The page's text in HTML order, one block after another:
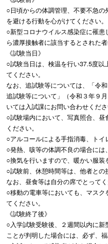
○日頃からの体調管理、不要不急
を避ける行動を心がけてください。
○新型コロナウイルス感染症に罹
ら濃厚接触者に該当するとされた者
《試験当日》
○試験当日は、検温を行い37.5度以
てください。
なお、追試験等については、「令
追試験等について」（令和３年９
いては入試課にお問い合わせくださ
○試験場内において、写真照合、
ください。
○アルコールによる手指消毒、トイ
○発熱、咳等の体調不良の場合には
○換気を行いますので、暖かい服装
○試験前、休憩時間等は、他者との
なお、昼食等は自分の席でとってく
○移動の電車等においても、マスク
てください。
《試験終了後》
○入学試験受験後、２週間以内に
ことが判明した場合には、必ず、